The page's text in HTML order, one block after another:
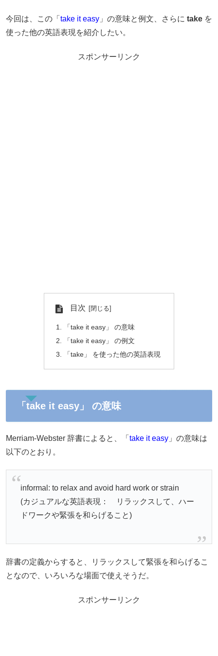
今回は、この「 take it easy 」の意味と例文、さらに take を
使った他の英語表現を紹介したい。
スポンサーリンク
目次
「take it easy」 の意味
「take it easy」 の例文
「take」 を使った他の英語表現
「take it easy」 の意味
Merriam-Webster 辞書によると、「 take it easy 」の意味は
以下のとおり。
informal: to relax and avoid hard work or strain
(カジュアルな英語表現： リラックスして、ハー
ドワークや緊張を和らげること)
辞書の定義からすると、リラックスして緊張を和らげるこ
となので、いろいろな場面で使えそうだ。
スポンサーリンク